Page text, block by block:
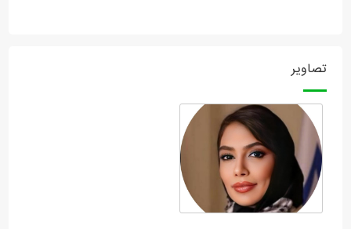
تصاویر